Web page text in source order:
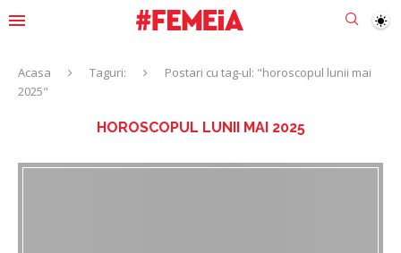
Acasa Taguri:
Postari cu tag-ul: "horoscopul lunii mai
2025"
HOROSCOPUL LUNII MAI 2025